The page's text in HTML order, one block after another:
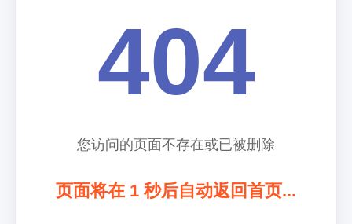
404
您访问的页面不存在或已被删除
页面将在 1 秒后自动返回首页...